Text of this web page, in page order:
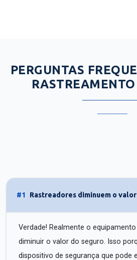
PERGUNTAS
#1 Rastreadores diminuem o
Verdade! Realmente o
diminuir o valor do seguro. Isso
dispositivo de segurança que pode